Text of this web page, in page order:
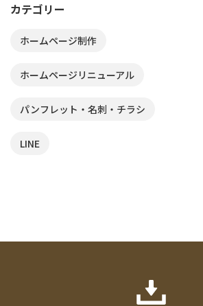
カテゴリー
ホームページ制作
ホームページリニューアル
パンフレット・名刺・チラシ
LINE